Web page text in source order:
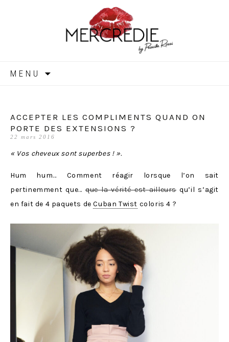
MERCREDIE
MENU
ACCEPTER LES COMPLIMENTS QUAND ON
PORTE DES EXTENSIONS ?
22 mars 2016
« Vos cheveux sont superbes ! ».
Hum hum… Comment réagir lorsque l’on sait
pertinemment que… que la vérité est ailleursqu’il s’agit
en fait de 4 paquets deCuban Twist coloris 4 ?